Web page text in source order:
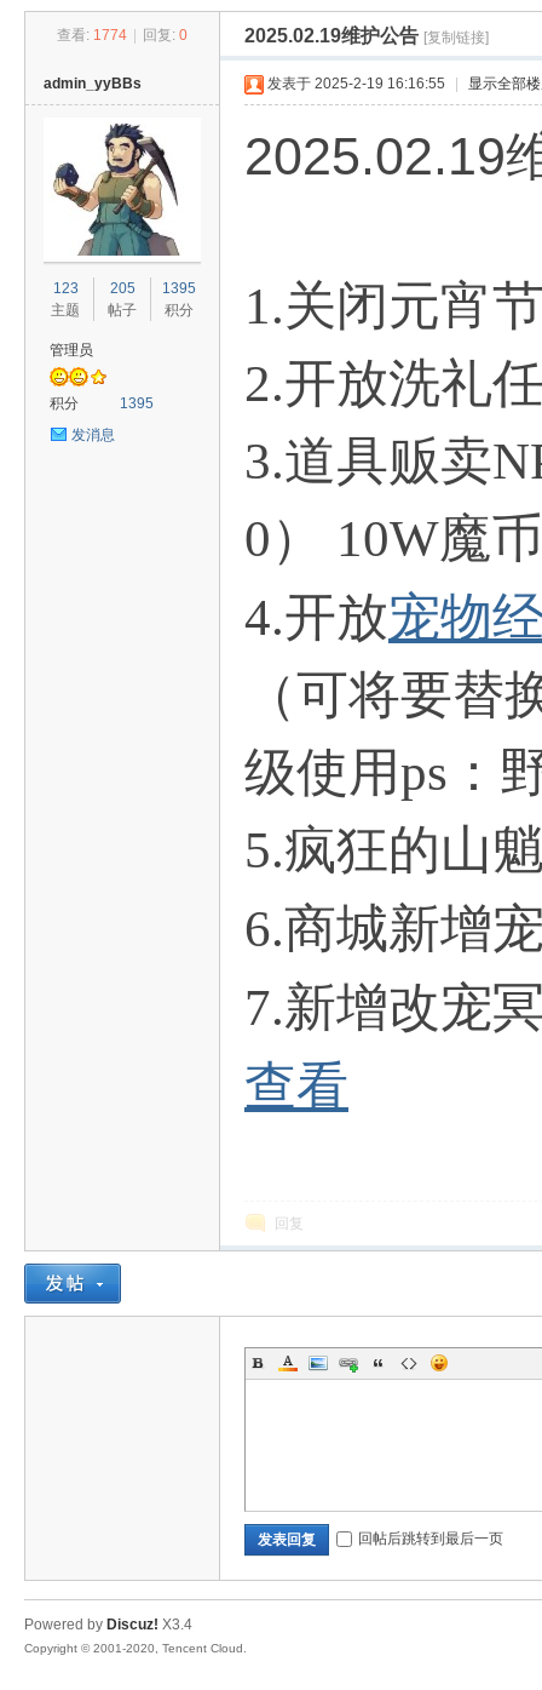
›
查看: 1774 回复: 0 2025.02.19维护公告 [复制链接]
admin_yyBBs
123
主题
205
帖子
1395
积分
管理员
积分
1395
发消息
发表于 2025-2-19 16:16:55 显示全部
2025.02.19
1.关闭元宵
2.开放洗礼
3.道具贩卖
0） 10W魔
4.开放宠物
（可将要
级使用ps：
5.疯狂的山
6.商城新增
7.新增改宠
查看
回复
发表回复 回帖后跳转到最后一页
Powered by Discuz! X3.4
Copyright © 2001-2020, Tencent Cloud.